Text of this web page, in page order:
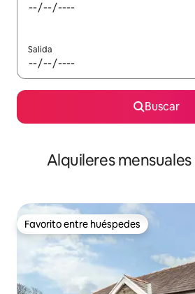
Salida
Buscar
Alquileres
Favorito entre huéspedes
Favorito entre huéspedes